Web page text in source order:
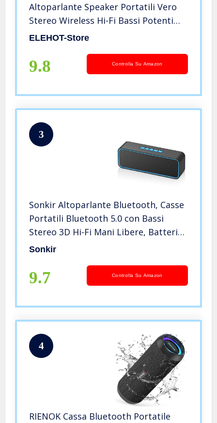
Altoparlante Speaker Portatili Vero
Stereo Wireless Hi-Fi Bassi Potenti
Luce LED Wireless Micro SD Chiamata
Batteria USB
ELEHOT-Store
9.8 Controlla Su Amazon
3
Sonkir Altoparlante Bluetooth, Casse
Portatili Bluetooth 5.0 con Bassi
Stereo 3D Hi-Fi Mani Libere, Batteria
Integrata da 1500 mAh Supporto TF
Sonkir
9.7 Controlla Su Amazon
4
RIENOK Cassa Bluetooth Portatile